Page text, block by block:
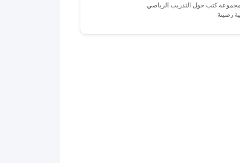
مجموعة كتب حول التدريب الرياضي
رصينة